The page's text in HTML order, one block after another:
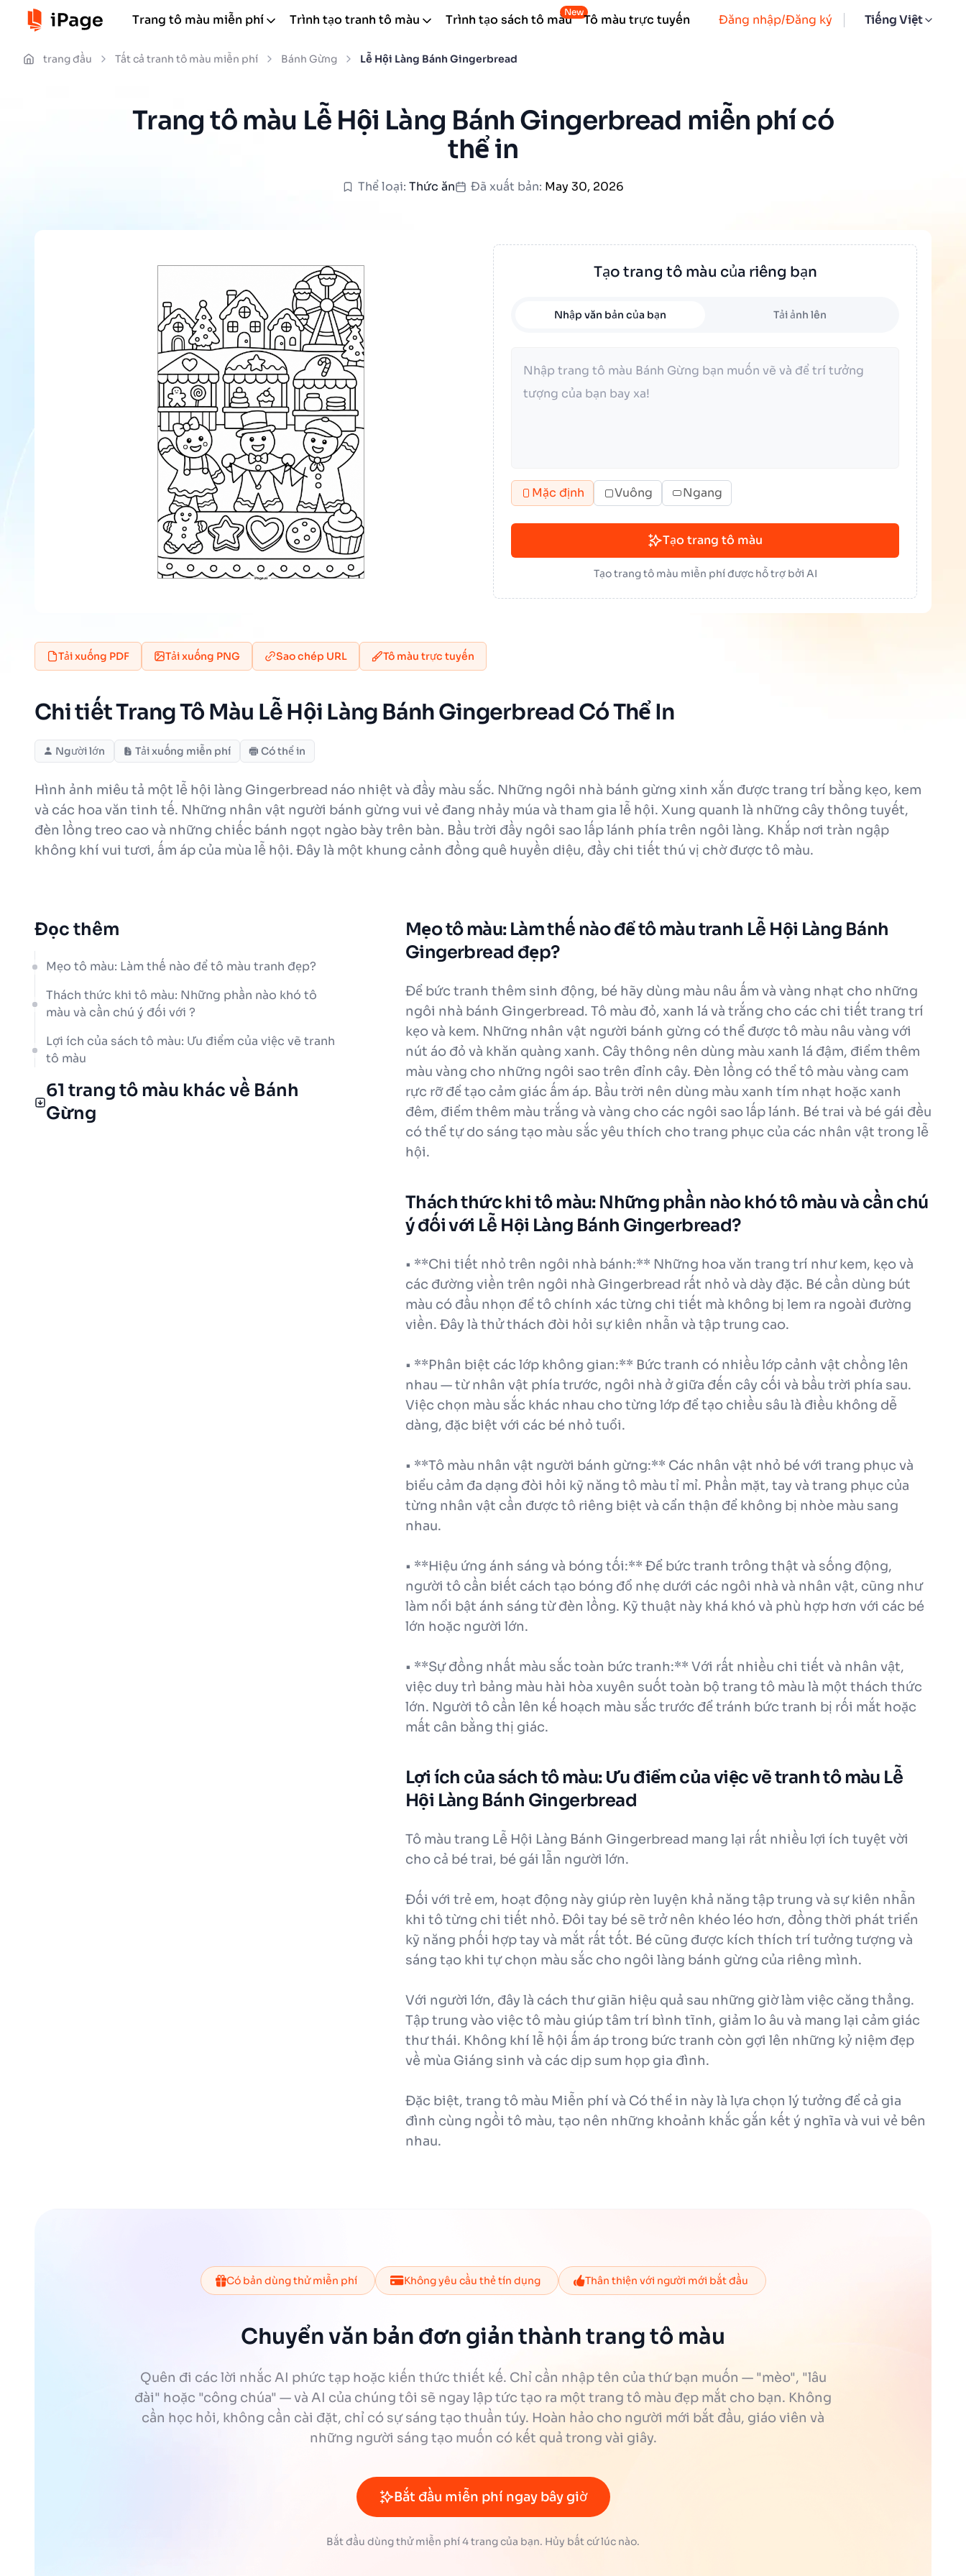
Đăng nhập/Đăng ký Tiếng Việt
Trang tô màu miễn phí Trình tạo tranh tô màu Trình tạo sách tô màu
New
Tô màu trực tuyến
trang đầu Tất cả tranh tô màu miễn phí Bánh Gừng Lễ Hội Làng Bánh Gingerbread
Trang tô màu Lễ Hội Làng Bánh Gingerbread miễn phí có
thể in
Thể loại: Thức ăn Đã xuất bản: May 30, 2026
Tạo trang tô màu của riêng bạn
Nhập văn bản của bạn Tải ảnh lên
Mặc định Vuông Ngang
Tạo trang tô màu
Tạo trang tô màu miễn phí được hỗ trợ bởi AI
Tải xuống PDF Tải xuống PNG Sao chép URL Tô màu trực tuyến
Chi tiết Trang Tô Màu Lễ Hội Làng Bánh Gingerbread Có Thể In
Người lớn Tải xuống miễn phí Có thể in
Hình ảnh miêu tả một lễ hội làng Gingerbread náo nhiệt và đầy màu sắc. Những ngôi nhà bánh gừng xinh xắn được trang trí bằng kẹo, kem
và các hoa văn tinh tế. Những nhân vật người bánh gừng vui vẻ đang nhảy múa và tham gia lễ hội. Xung quanh là những cây thông tuyết,
đèn lồng treo cao và những chiếc bánh ngọt ngào bày trên bàn. Bầu trời đầy ngôi sao lấp lánh phía trên ngôi làng. Khắp nơi tràn ngập
không khí vui tươi, ấm áp của mùa lễ hội. Đây là một khung cảnh đồng quê huyền diệu, đầy chi tiết thú vị chờ được tô màu.
Đọc thêm
Mẹo tô màu: Làm thế nào để tô màu tranh đẹp?
Thách thức khi tô màu: Những phần nào khó tô
màu và cần chú ý đối với ?
Lợi ích của sách tô màu: Ưu điểm của việc vẽ tranh
tô màu
61 trang tô màu khác về Bánh
Gừng
Mẹo tô màu: Làm thế nào để tô màu tranh Lễ Hội Làng Bánh
Gingerbread đẹp?
Để bức tranh thêm sinh động, bé hãy dùng màu nâu ấm và vàng nhạt cho những
ngôi nhà bánh Gingerbread. Tô màu đỏ, xanh lá và trắng cho các chi tiết trang trí
kẹo và kem. Những nhân vật người bánh gừng có thể được tô màu nâu vàng với
nút áo đỏ và khăn quàng xanh. Cây thông nên dùng màu xanh lá đậm, điểm thêm
màu vàng cho những ngôi sao trên đỉnh cây. Đèn lồng có thể tô màu vàng cam
rực rỡ để tạo cảm giác ấm áp. Bầu trời nên dùng màu xanh tím nhạt hoặc xanh
đêm, điểm thêm màu trắng và vàng cho các ngôi sao lấp lánh. Bé trai và bé gái đều
có thể tự do sáng tạo màu sắc yêu thích cho trang phục của các nhân vật trong lễ
hội.
Thách thức khi tô màu: Những phần nào khó tô màu và cần chú
ý đối với Lễ Hội Làng Bánh Gingerbread?
• **Chi tiết nhỏ trên ngôi nhà bánh:** Những hoa văn trang trí như kem, kẹo và
các đường viền trên ngôi nhà Gingerbread rất nhỏ và dày đặc. Bé cần dùng bút
màu có đầu nhọn để tô chính xác từng chi tiết mà không bị lem ra ngoài đường
viền. Đây là thử thách đòi hỏi sự kiên nhẫn và tập trung cao.
• **Phân biệt các lớp không gian:** Bức tranh có nhiều lớp cảnh vật chồng lên
nhau — từ nhân vật phía trước, ngôi nhà ở giữa đến cây cối và bầu trời phía sau.
Việc chọn màu sắc khác nhau cho từng lớp để tạo chiều sâu là điều không dễ
dàng, đặc biệt với các bé nhỏ tuổi.
• **Tô màu nhân vật người bánh gừng:** Các nhân vật nhỏ bé với trang phục và
biểu cảm đa dạng đòi hỏi kỹ năng tô màu tỉ mỉ. Phần mặt, tay và trang phục của
từng nhân vật cần được tô riêng biệt và cẩn thận để không bị nhòe màu sang
nhau.
• **Hiệu ứng ánh sáng và bóng tối:** Để bức tranh trông thật và sống động,
người tô cần biết cách tạo bóng đổ nhẹ dưới các ngôi nhà và nhân vật, cũng như
làm nổi bật ánh sáng từ đèn lồng. Kỹ thuật này khá khó và phù hợp hơn với các bé
lớn hoặc người lớn.
• **Sự đồng nhất màu sắc toàn bức tranh:** Với rất nhiều chi tiết và nhân vật,
việc duy trì bảng màu hài hòa xuyên suốt toàn bộ trang tô màu là một thách thức
lớn. Người tô cần lên kế hoạch màu sắc trước để tránh bức tranh bị rối mắt hoặc
mất cân bằng thị giác.
Lợi ích của sách tô màu: Ưu điểm của việc vẽ tranh tô màu Lễ
Hội Làng Bánh Gingerbread
Tô màu trang Lễ Hội Làng Bánh Gingerbread mang lại rất nhiều lợi ích tuyệt vời
cho cả bé trai, bé gái lẫn người lớn.
Đối với trẻ em, hoạt động này giúp rèn luyện khả năng tập trung và sự kiên nhẫn
khi tô từng chi tiết nhỏ. Đôi tay bé sẽ trở nên khéo léo hơn, đồng thời phát triển
kỹ năng phối hợp tay và mắt rất tốt. Bé cũng được kích thích trí tưởng tượng và
sáng tạo khi tự chọn màu sắc cho ngôi làng bánh gừng của riêng mình.
Với người lớn, đây là cách thư giãn hiệu quả sau những giờ làm việc căng thẳng.
Tập trung vào việc tô màu giúp tâm trí bình tĩnh, giảm lo âu và mang lại cảm giác
thư thái. Không khí lễ hội ấm áp trong bức tranh còn gợi lên những kỷ niệm đẹp
về mùa Giáng sinh và các dịp sum họp gia đình.
Đặc biệt, trang tô màu Miễn phí và Có thể in này là lựa chọn lý tưởng để cả gia
đình cùng ngồi tô màu, tạo nên những khoảnh khắc gắn kết ý nghĩa và vui vẻ bên
nhau.
Có bản dùng thử miễn phí Không yêu cầu thẻ tín dụng Thân thiện với người mới bắt đầu
Chuyển văn bản đơn giản thành trang tô màu
Quên đi các lời nhắc AI phức tạp hoặc kiến thức thiết kế. Chỉ cần nhập tên của thứ bạn muốn — "mèo", "lâu
đài" hoặc "công chúa" — và AI của chúng tôi sẽ ngay lập tức tạo ra một trang tô màu đẹp mắt cho bạn. Không
cần học hỏi, không cần cài đặt, chỉ có sự sáng tạo thuần túy. Hoàn hảo cho người mới bắt đầu, giáo viên và
những người sáng tạo muốn có kết quả trong vài giây.
Bắt đầu miễn phí ngay bây giờ
Bắt đầu dùng thử miễn phí 4 trang của bạn. Hủy bất cứ lúc nào.